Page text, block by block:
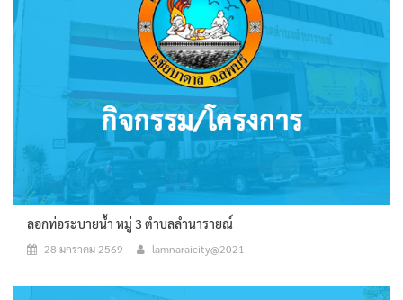
ลอกท่อระบายน้ำ หมู่ 3 ตำบลลำนารายณ์
28 มกราคม 2569 lamnaraicity@2021